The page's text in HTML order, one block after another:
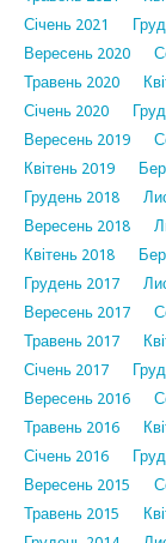
Січень 2021
Вересень 2020
Травень 2020
Січень 2020
Вересень 2019
Квітень 2019
Грудень 2018
Вересень 2018
Квітень 2018
Грудень 2017
Вересень 2017
Травень 2017
Січень 2017
Вересень 2016
Травень 2016
Січень 2016
Вересень 2015
Травень 2015